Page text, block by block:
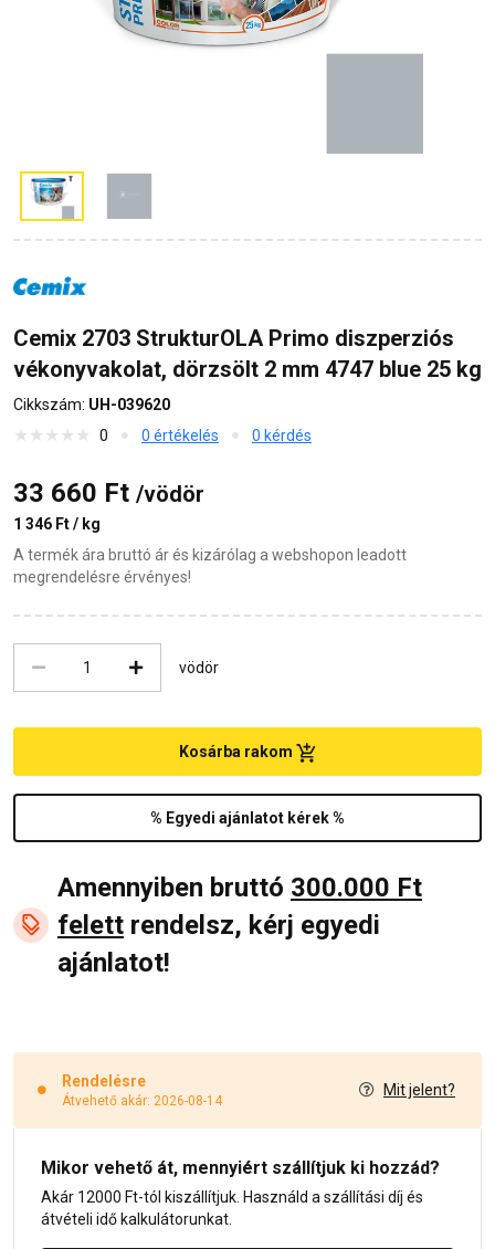
Cemix 2703 StrukturOLA Primo diszperziós
vékonyvakolat, dörzsölt 2 mm 4747 blue 25 kg
Cikkszám: UH-039620
0
0 értékelés 0 kérdés
33 660 Ft /vödör
1 346 Ft / kg
A termék ára bruttó ár és kizárólag a webshopon leadott
megrendelésre érvényes!
vödör
% Egyedi ajánlatot kérek %
Kosárba rakom
Amennyiben bruttó 300.000 Ft
felett rendelsz, kérj egyedi
ajánlatot!
Rendelésre
Átvehető akár: 2026-08-14
Mit jelent?
Mikor vehető át, mennyiért szállítjuk ki hozzád?
Akár 12000 Ft-tól kiszállítjuk. Használd a szállítási díj és
átvételi idő kalkulátorunkat.